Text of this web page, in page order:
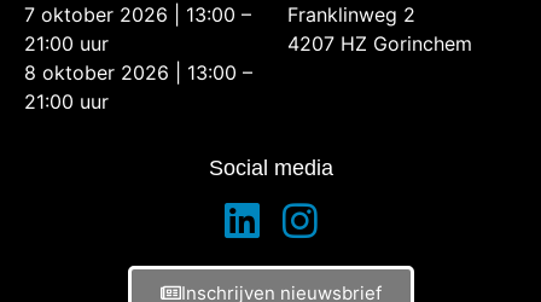
7 oktober 2026 | 13:00 –
21:00 uur
8 oktober 2026 | 13:00 –
21:00 uur
Franklinweg 2
4207 HZ Gorinchem
Social media
Inschrijven nieuwsbrief